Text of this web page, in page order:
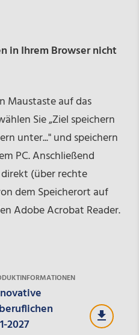
in Ihrem Browser nicht
Maustaste auf das
Sie „Ziel speichern
unter..." und speichern
PC. Anschließend
(über rechte
dem Speicherort auf
Adobe Acrobat Reader.
2027